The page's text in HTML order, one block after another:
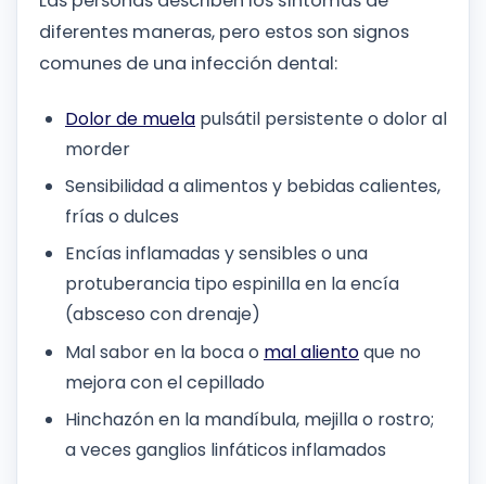
diferentes maneras, pero estos son signos
comunes de una infección dental:
Dolor de muela pulsátil persistente o dolor al
morder
Sensibilidad a alimentos y bebidas calientes,
frías o dulces
Encías inflamadas y sensibles o una
protuberancia tipo espinilla en la encía
(absceso con drenaje)
Mal sabor en la boca o mal alientoque no
mejora con el cepillado
Hinchazón en la mandíbula, mejilla o rostro;
a veces ganglios linfáticos inflamados